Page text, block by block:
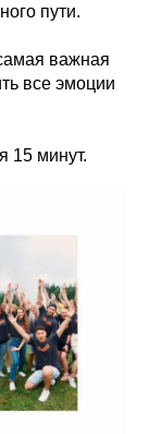
пути.
важная
все эмоции
15 минут.